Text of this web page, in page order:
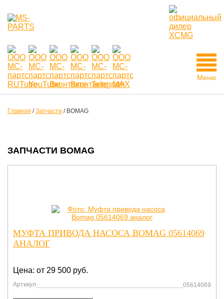
Меню
Главная /Запчасти / BOMAG
ЗАПЧАСТИ BOMAG
МУФТА ПРИВОДА НАСОСА BOMAG 05614069
АНАЛОГ
Цена: от 29 500 руб.
Артикул 05614069